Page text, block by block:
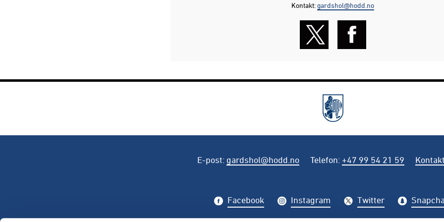
Kontakt:gardshol@hodd.no
E-post: gardshol@hodd.no Telefon: +47 99 54 21 59
Facebook Instagram Twitter